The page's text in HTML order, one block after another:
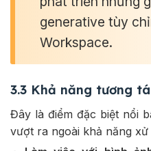
generative tùy
Workspace.
3.3 Khả năng tương
Đây là điểm đặc biệt nổi
vượt ra ngoài khả năng